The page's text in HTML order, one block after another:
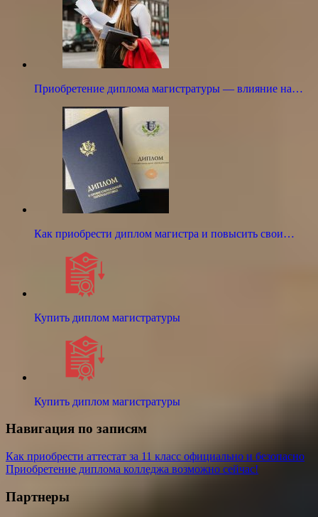
Приобретение диплома магистратуры — влияние на…
Как приобрести диплом магистра и повысить свои…
Купить диплом магистратуры
Купить диплом магистратуры
Навигация по записям
Как приобрести аттестат за 11 класс официально и безопасно
Приобретение диплома колледжа возможно сейчас!
Партнеры